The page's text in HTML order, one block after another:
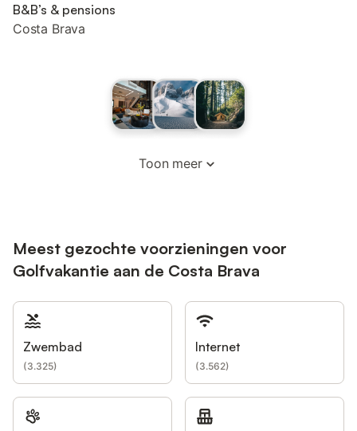
B&B’s & pensions
Costa Brava
Toon meer
Meest gezochte voorzieningen voor
Golfvakantie aan de Costa Brava
Zwembad
(3.325)
Internet
(3.562)